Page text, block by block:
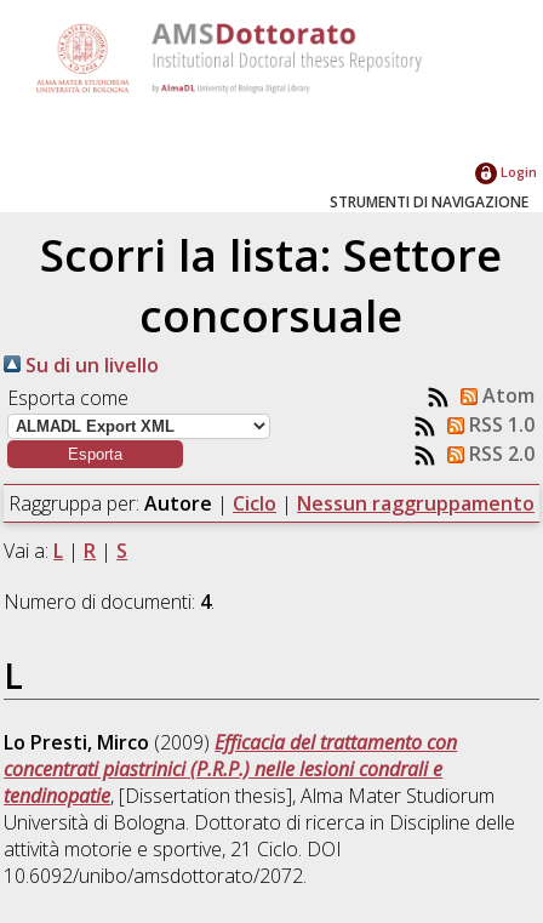
Login
STRUMENTI DI NAVIGAZIONE
Scorri la lista: Settore
concorsuale
Su di un livello
Esporta come
Atom
RSS 1.0
RSS 2.0
Raggruppa per: Autore | Ciclo | Nessun raggruppamento
Vai a: L | R | S
Numero di documenti: 4.
L
Lo Presti, Mirco (2009)Efficacia del trattamento con
concentrati piastrinici (P.R.P.) nelle lesioni condrali e
tendinopatie, [Dissertation thesis], Alma Mater Studiorum
Università di Bologna. Dottorato di ricerca in Discipline delle
attività motorie e sportive, 21 Ciclo. DOI
10.6092/unibo/amsdottorato/2072.